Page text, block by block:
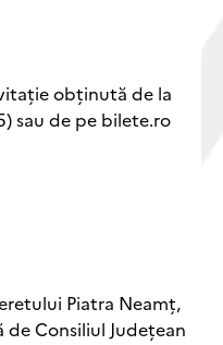
obținută de la
sau de pe bilete.ro
Piatra Neamț,
Consiliul Județean